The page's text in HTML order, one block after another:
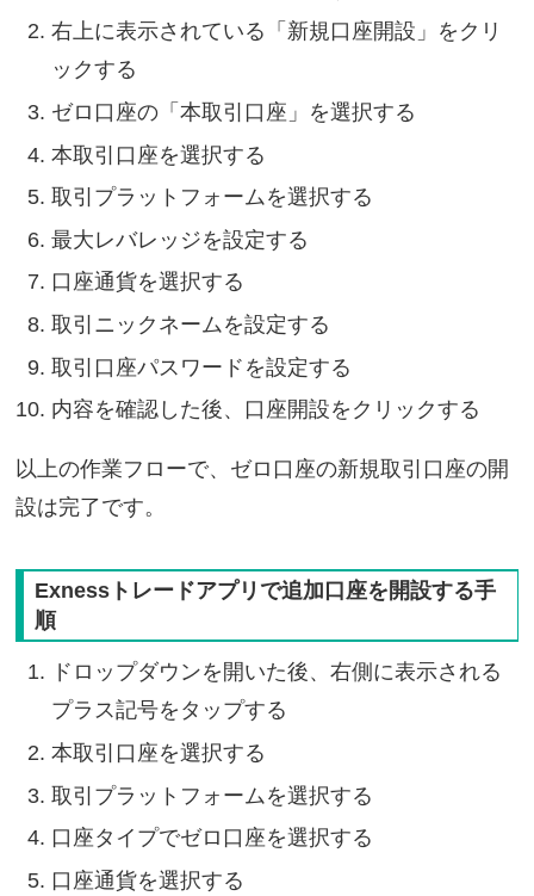
右上に表示されている「新規口座開設」をクリ
ックする
ゼロ口座の「本取引口座」を選択する
本取引口座を選択する
取引プラットフォームを選択する
最大レバレッジを設定する
口座通貨を選択する
取引ニックネームを設定する
取引口座パスワードを設定する
内容を確認した後、口座開設をクリックする
以上の作業フローで、ゼロ口座の新規取引口座の開
設は完了です。
Exnessトレードアプリで追加口座を開設する手
順
ドロップダウンを開いた後、右側に表示される
プラス記号をタップする
本取引口座を選択する
取引プラットフォームを選択する
口座タイプでゼロ口座を選択する
口座通貨を選択する